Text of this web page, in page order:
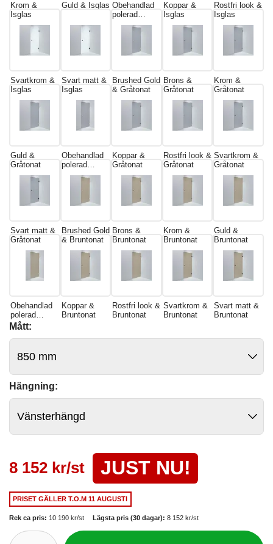
Krom &
Isglas
Guld & Isglas Obehandlad
polerad
mässing &
Koppar &
Isglas
Rostfri look &
Isglas
Svartkrom &
Isglas
Svart matt &
Isglas
Brushed Gold
& Gråtonat
Brons &
Gråtonat
Krom &
Gråtonat
Guld &
Gråtonat
Obehandlad
polerad
mässing &
Gråtonat
Koppar &
Gråtonat
Rostfri look &
Gråtonat
Svartkrom &
Gråtonat
Svart matt &
Gråtonat
Brushed Gold
& Bruntonat
Brons &
Bruntonat
Krom &
Bruntonat
Guld &
Bruntonat
Obehandlad
polerad
mässing &
Koppar &
Bruntonat
Rostfri look &
Bruntonat
Svartkrom &
Bruntonat
Svart matt &
Bruntonat
Mått:
Hängning:
8 152 kr/st JUST NU!
PRISET GÄLLERT.O.M 11 AUGUSTI
Rek ca pris: 10 190 kr/st Lägsta pris (30 dagar): 8 152 kr/st